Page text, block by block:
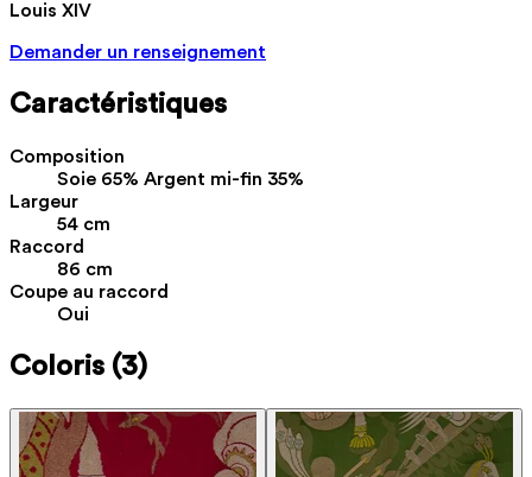
Louis XIV
Demander un renseignement
Caractéristiques
Composition
Soie 65% Argent mi-fin 35%
Largeur
54 cm
Raccord
86 cm
Coupe au raccord
Oui
Coloris (3)